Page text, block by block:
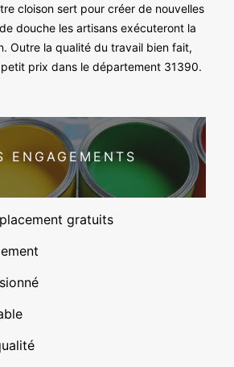
cloison sert pour créer de nouvelles
douche les artisans exécuteront la
Outre la qualité du travail bien fait,
petit prix dans le département 31390.
ENGAGEMENTS
gratuits